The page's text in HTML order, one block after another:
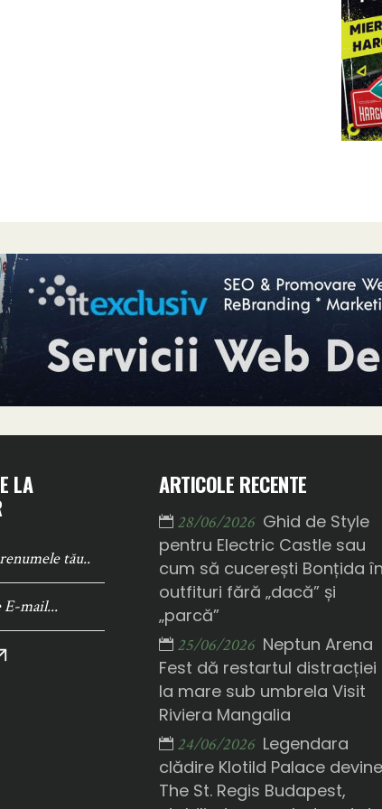
LA
ARTICOLE RECENTE
28/06/2026 Ghid de Style
pentru Electric Castle sau
cum să cucerești Bonțida în
outfituri fără „dacă” și
„parcă”
25/06/2026 Neptun Arena
Fest dă restartul distracției
la mare sub umbrela Visit
Riviera Mangalia
24/06/2026 Legendara
clădire Klotild Palace devine
The St. Regis Budapest,